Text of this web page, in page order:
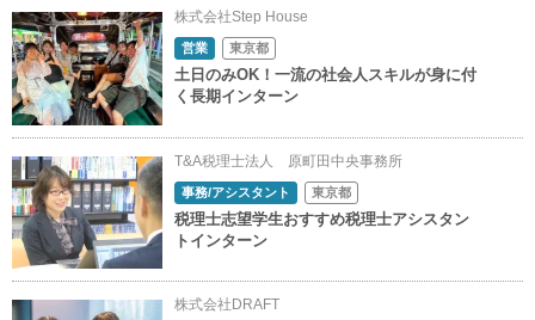
株式会社Step House
営業 東京都
土日のみOK！一流の社会人スキルが身に付
く長期インターン
T&A税理士法人 原町田中央事務所
事務/アシスタント 東京都
税理士志望学生おすすめ税理士アシスタン
トインターン
株式会社DRAFT